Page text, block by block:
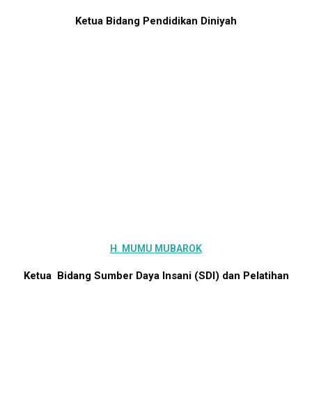
Ketua Bidang Pendidikan Diniyah
H. MUMU MUBAROK
Ketua Bidang Sumber Daya Insani (SDI) dan Pelatihan